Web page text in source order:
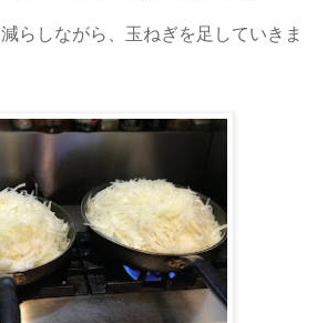
らしながら、玉ねぎを足していきま